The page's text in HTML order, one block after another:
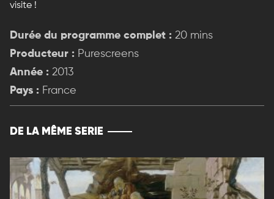
visite !
Durée du programme complet : 20 mins
Producteur : Purescreens
Année : 2013
Pays : France
DE LA MÊME SERIE